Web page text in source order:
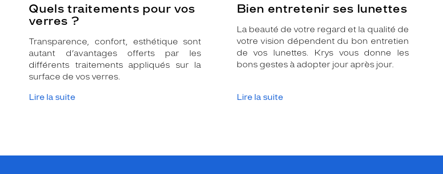
Quels traitements pour vos
verres ?
Transparence, confort, esthétique sont
autant d’avantages offerts par les
différents traitements appliqués sur la
surface de vos verres.
Lire la suite
Bien entretenir ses lunettes
La beauté de votre regard et la qualité de
votre vision dépendent du bon entretien
de vos lunettes. Krys vous donne les
bons gestes à adopter jour après jour.
Lire la suite